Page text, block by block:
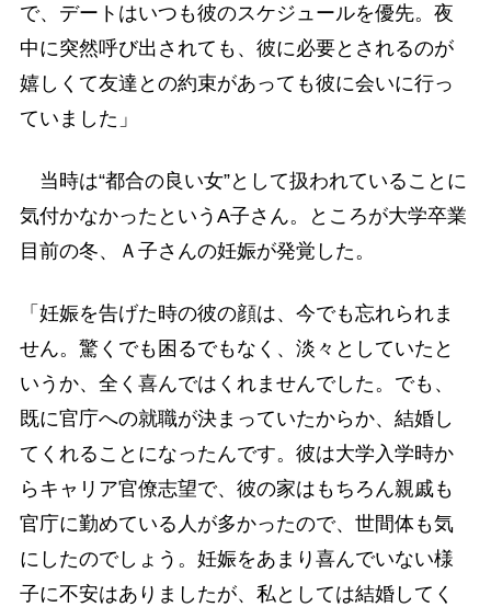
で、デートはいつも彼のスケジュールを優先。夜
中に突然呼び出されても、彼に必要とされるのが
嬉しくて友達との約束があっても彼に会いに行っ
ていました」
当時は“都合の良い女”として扱われていることに
気付かなかったというA子さん。ところが大学卒業
目前の冬、Ａ子さんの妊娠が発覚した。
「妊娠を告げた時の彼の顔は、今でも忘れられま
せん。驚くでも困るでもなく、淡々としていたと
いうか、全く喜んではくれませんでした。でも、
既に官庁への就職が決まっていたからか、結婚し
てくれることになったんです。彼は大学入学時か
らキャリア官僚志望で、彼の家はもちろん親戚も
官庁に勤めている人が多かったので、世間体も気
にしたのでしょう。妊娠をあまり喜んでいない様
子に不安はありましたが、私としては結婚してく